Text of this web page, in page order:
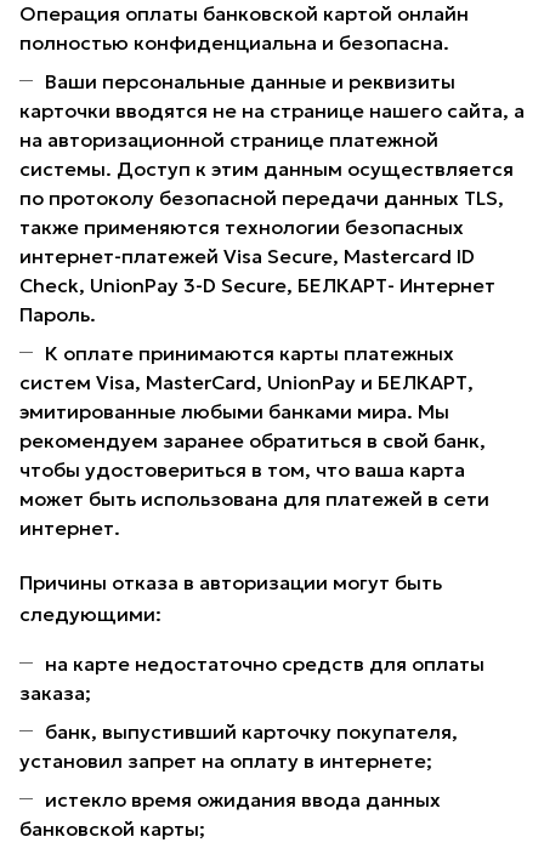
Операция оплаты банковской картой онлайн
полностью конфиденциальна и безопасна.
Ваши персональные данные и реквизиты
карточки вводятся не на странице нашего сайта, а
на авторизационной странице платежной
системы. Доступ к этим данным осуществляется
по протоколу безопасной передачи данных TLS,
также применяются технологии безопасных
интернет-платежей Visa Secure, Mastercard ID
Check, UnionPay 3-D Secure, БЕЛКАРТ- Интернет
Пароль.
К оплате принимаются карты платежных
систем Visa, MasterCard, UnionPay и БЕЛКАРТ,
эмитированные любыми банками мира. Мы
рекомендуем заранее обратиться в свой банк,
чтобы удостовериться в том, что ваша карта
может быть использована для платежей в сети
интернет.
Причины отказа в авторизации могут быть
следующими:
на карте недостаточно средств для оплаты
заказа;
банк, выпустивший карточку покупателя,
установил запрет на оплату в интернете;
истекло время ожидания ввода данных
банковской карты;